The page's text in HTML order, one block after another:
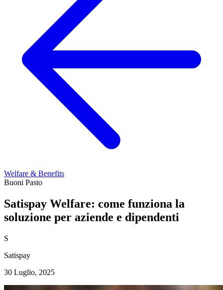
Welfare & Benefits
Buoni Pasto
Satispay Welfare: come funziona la
soluzione per aziende e dipendenti
S
Satispay
30 Luglio, 2025